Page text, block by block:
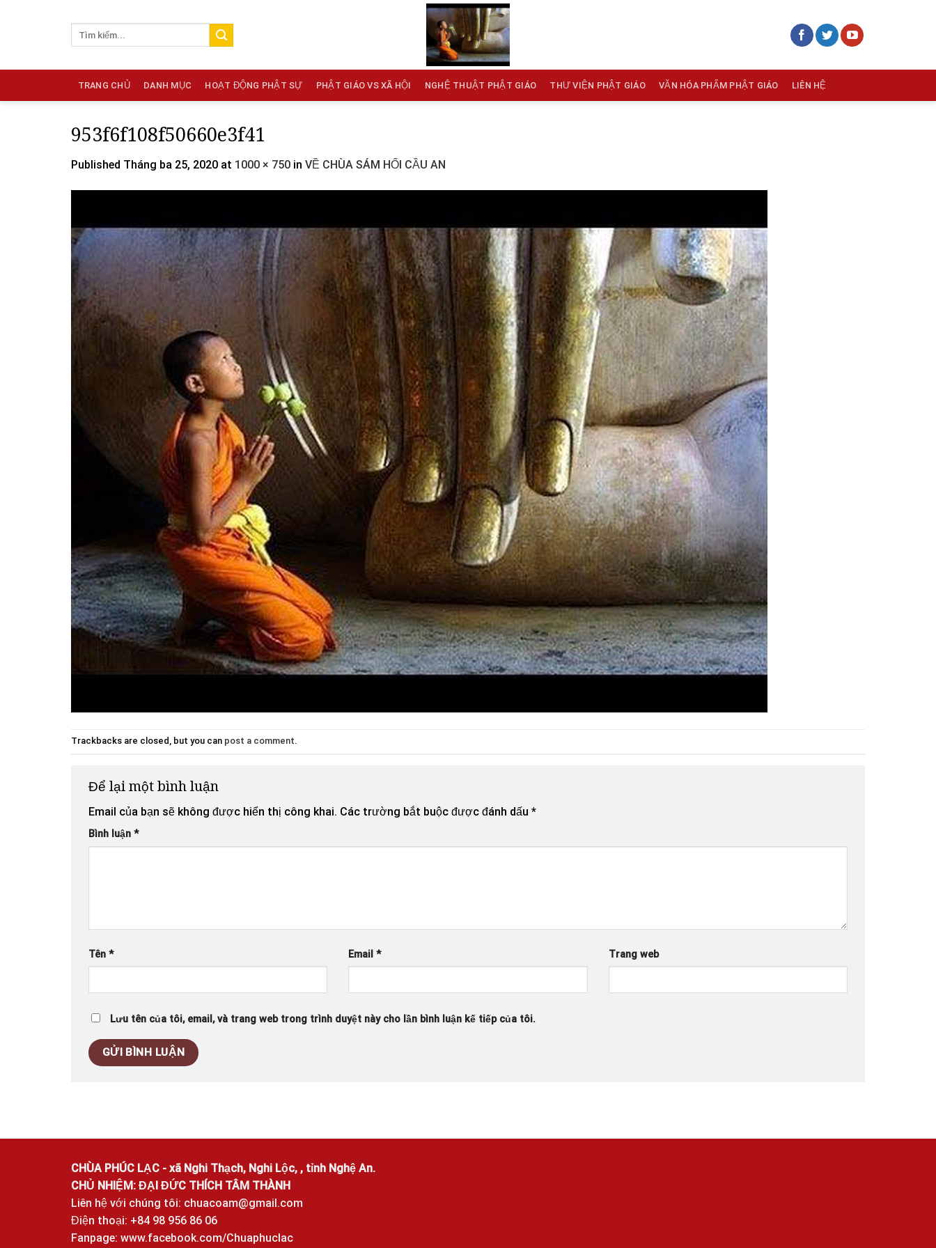
TRANG CHỦ DANH MỤC HOẠT ĐỘNG PHẬT SỰ PHẬT GIÁO VS XÃ HỘI NGHỆ THUẬT PHẬT GIÁO THƯ VIỆN PHẬT GIÁO VĂN HÓA PHẨM PHẬT GIÁO LIÊN HỆ
953f6f108f50660e3f41
Published Tháng ba 25, 2020 at 1000 × 750 in VỀ CHÙA SÁM HỐI CẦU AN
Trackbacks are closed, but you can post a comment.
Để lại một bình luận
Email của bạn sẽ không được hiển thị công khai. Các trường bắt buộc được đánh dấu *
Bình luận *
Tên * Email* Trang web
Lưu tên của tôi, email, và trang web trong trình duyệt này cho lần bình luận kế tiếp của tôi.
CHÙA PHÚC LẠC - xã Nghi Thạch, Nghi Lộc, , tỉnh Nghệ An.
CHỦ NHIỆM: ĐẠI ĐỨC THÍCH TÂM THÀNH
Liên hệ với chúng tôi: chuacoam@gmail.com
Điện thoại: +84 98 956 86 06
Fanpage: www.facebook.com/Chuaphuclac